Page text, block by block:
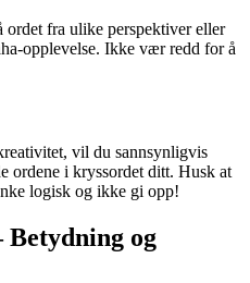
ordet fra ulike perspektiver eller
opplevelse. Ikke vær redd for å
vil du sannsynligvis
ordene i kryssordet ditt. Husk at
logisk og ikke gi opp!
og